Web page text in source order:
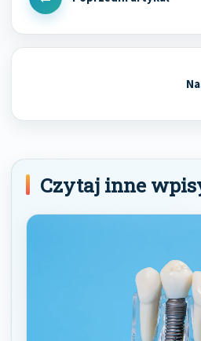
Previous
Czytaj inne